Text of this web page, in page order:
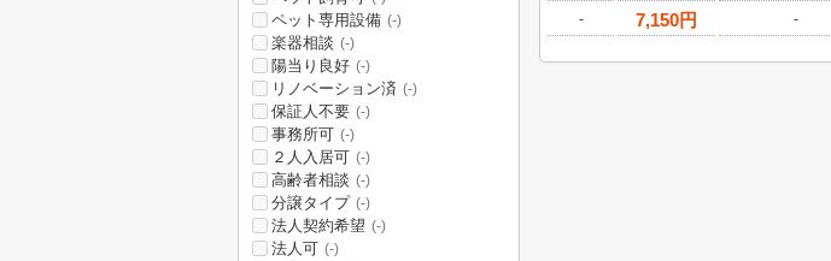
-
7,150円 -
ペット専用設備 (-)
楽器相談 (-)
陽当り良好 (-)
リノベーション済 (-)
保証人不要 (-)
事務所可 (-)
２人入居可 (-)
高齢者相談 (-)
分譲タイプ (-)
法人契約希望 (-)
法人可 (-)